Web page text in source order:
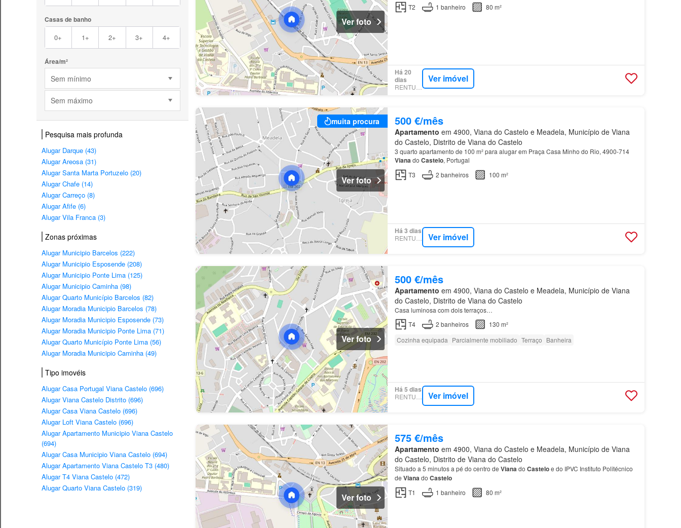
Casas de banho
0+ 1+ 2+ 3+ 4+
Área/m²
Sem mínimo
Sem máximo
Pesquisa mais profunda
Alugar Darque (43)
Alugar Areosa (31)
Alugar Santa Marta Portuzelo (20)
Alugar Chafe (14)
Alugar Carreço (8)
Alugar Afife (6)
Alugar Vila Franca (3)
Zonas próximas
Alugar Municipio Barcelos (222)
Alugar Municipio Esposende (208)
Alugar Municipio Ponte Lima (125)
Alugar Municipio Caminha (98)
Alugar Quarto Município Barcelos (82)
Alugar Moradia Municipio Barcelos (78)
Alugar Moradia Municipio Esposende (73)
Alugar Moradia Municipio Ponte Lima (71)
Alugar Quarto Município Ponte Lima (56)
Alugar Moradia Municipio Caminha (49)
Tipo imovéis
Alugar Casa Portugal Viana Castelo (696)
Alugar Viana Castelo Distrito (696)
Alugar Casa Viana Castelo (696)
Alugar Loft Viana Castelo (696)
Alugar Apartamento Municipio Viana Castelo
(694)
Alugar Casa Municipio Viana Castelo (694)
Alugar Apartamento Viana Castelo T3 (480)
Alugar T4 Viana Castelo (472)
Alugar Quarto Viana Castelo (319)
Ver foto
T2
1 banheiro 80 m²
Há 20
dias
RENTUMO
Ver imóvel
muita procura
Ver foto
500 €/mês
Apartamento em 4900, Viana do Castelo e Meadela, Município de Viana
do Castelo, Distrito de Viana do Castelo
3 quarto apartamento de 100 m² para alugar em Praça Casa Minho do Rio, 4900-714
Vianado Castelo, Portugal
T3
2 banheiros 100 m²
Há 3 dias
RENTUMO Ver imóvel
Ver foto
500 €/mês
Apartamento em 4900, Viana do Castelo e Meadela, Município de Viana
do Castelo, Distrito de Viana do Castelo
Casa luminosa com dois terraços…
T4
2 banheiros
130 m²
Cozinha equipada Parcialmente mobiliado Terraço Banheira
Há 5 dias
RENTUMO Ver imóvel
Ver foto
575 €/mês
Apartamento em 4900, Viana do Castelo e Meadela, Município de Viana
do Castelo, Distrito de Viana do Castelo
Situado a 5 minutos a pé do centro de Vianado Casteloe do IPVC Instituto Politécnico
de Vianado Castelo
T1 1 banheiro 80 m²